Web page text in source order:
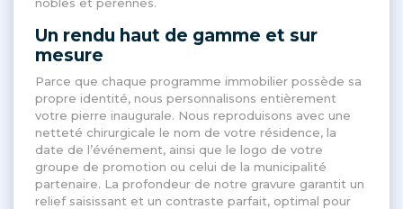
Un rendu haut de gamme et sur
mesure
Parce que chaque programme immobilier possède sa
propre identité, nous personnalisons entièrement
votre pierre inaugurale. Nous reproduisons avec une
netteté chirurgicale le nom de votre résidence, la
date de l’événement, ainsi que le logo de votre
groupe de promotion ou celui de la municipalité
partenaire. La profondeur de notre gravure garantit un
relief saisissant et un contraste parfait, optimal pour